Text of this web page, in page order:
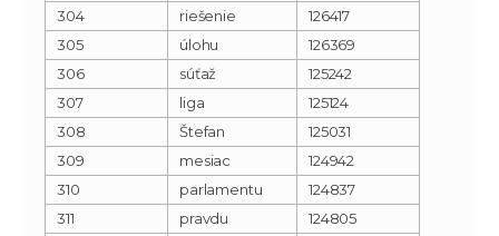
304
riešenie
126417
305
úlohu
126369
306
súťaž
125242
307
liga
125124
308
Štefan
125031
309
mesiac
124942
310
parlamentu
124837
311
pravdu
124805